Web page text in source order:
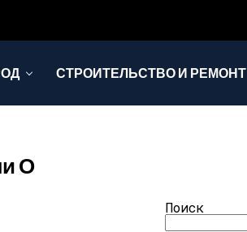
СТРОИТЕЛЬСТВО И РЕМОНТ
О
Поиск